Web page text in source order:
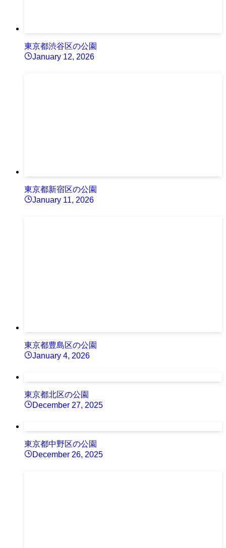
東京都渋谷区の公園
January 12, 2026
東京都新宿区の公園
January 11, 2026
東京都豊島区の公園
January 4, 2026
東京都北区の公園
December 27, 2025
東京都中野区の公園
December 26, 2025